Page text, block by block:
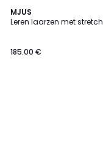
MJUS
Leren laarzen met stretch
185.00 €